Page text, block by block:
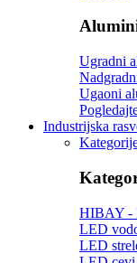
Ugradni
Ugaoni
Industrijska
HIBAY -
LED
LED